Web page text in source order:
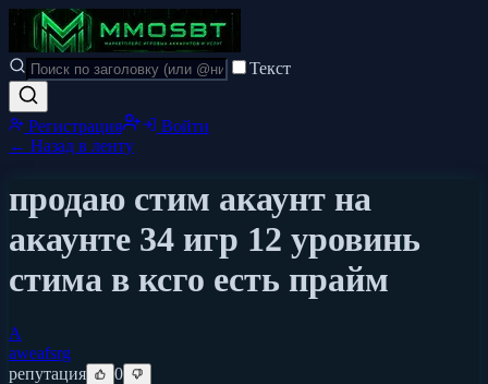
Текст
Регистрация
Войти
← Назад в ленту
продаю стим акаунт на
акаунте 34 игр 12 уровинь
стима в ксго есть прайм
A
aweafsrg
репутация
0